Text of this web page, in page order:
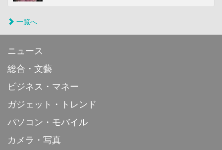
一覧へ
ニュース
総合・文藝
ビジネス・マネー
ガジェット・トレンド
パソコン・モバイル
カメラ・写真